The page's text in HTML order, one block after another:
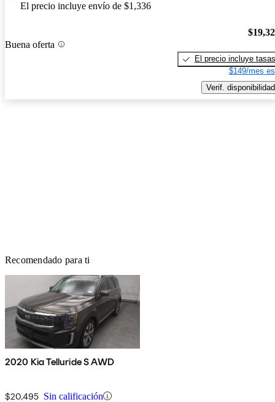
El precio incluye envío de $1,336
Buena oferta
El precio incluye tasas
$149/mes
Verif. disponibilidad
Recomendado para ti
2020 Kia Telluride S AWD
$20,495 Sin calificación